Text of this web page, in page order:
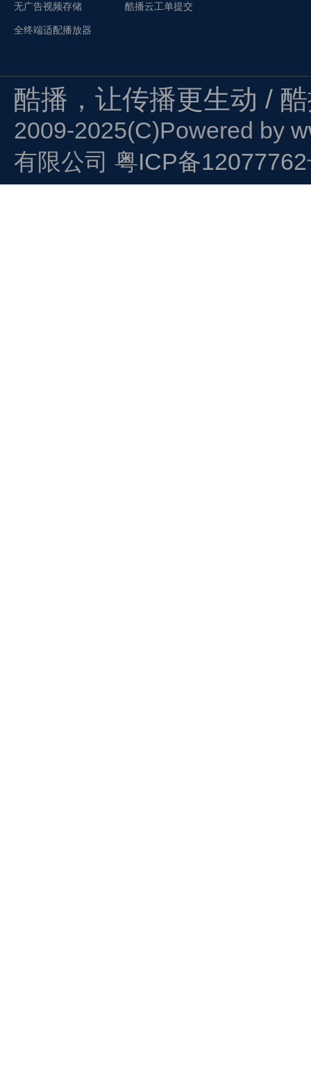
无广告视频存储
全终端适配播放器
酷播云工单提交
酷播，让传播更生动 /
2009-2025(C)Powered by
有限公司 粤ICP备